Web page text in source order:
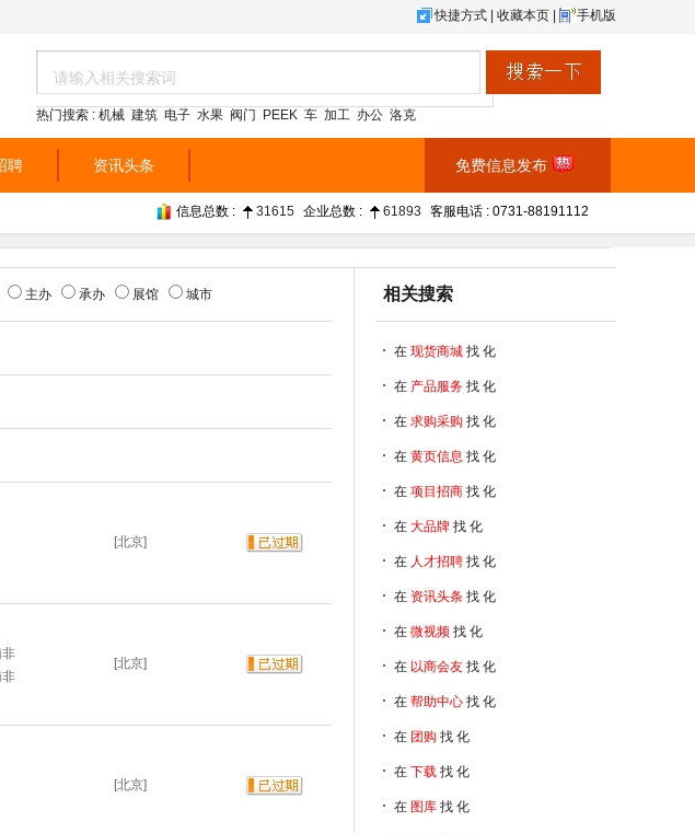
快捷方式 收藏本页 手机版
热门搜索 : 机械 建筑 电子 水果 阀门 PEEK 车 加工 办公 洛克
聘 资讯头条 免费信息发布
信息总数 : 31615 企业总数 : 61893 客服电话 : 0731-88191112
主办 承办 展馆 城市
[北京]
[北京]
[北京]
相关搜索
在 现货商城 找 化
在 产品服务 找 化
在 求购采购 找 化
在 黄页信息 找 化
在 项目招商 找 化
在 大品牌 找 化
在 人才招聘 找 化
在 资讯头条 找 化
在 微视频 找 化
在 以商会友 找 化
在 帮助中心 找 化
在 团购 找 化
在 下载 找 化
在 图库 找 化